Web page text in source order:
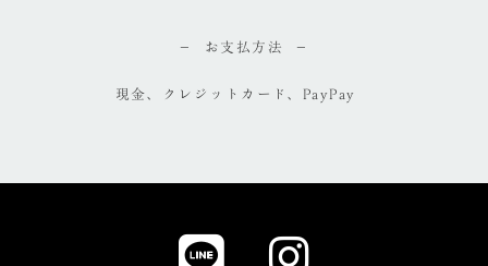
お支払方法
現金、クレジットカード、PayPay